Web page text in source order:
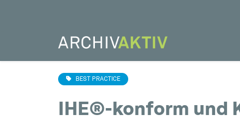
BEST PRACTICE
IHE®-konform und